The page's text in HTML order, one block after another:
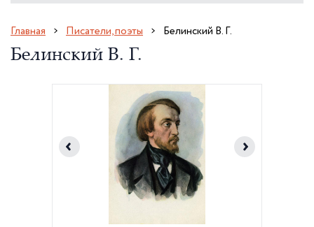
Главная Писатели, поэты Белинский В. Г.
Белинский В. Г.